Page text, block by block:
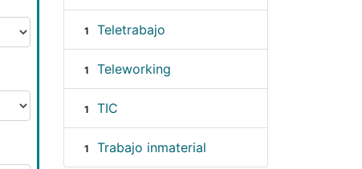
1 Teletrabajo
1 Teleworking
1 TIC
1 Trabajo inmaterial